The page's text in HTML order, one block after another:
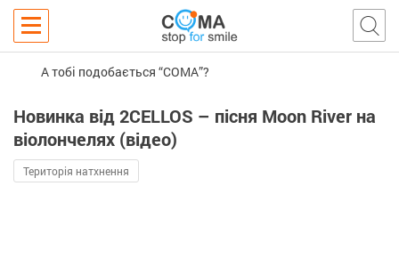
А тобі подобається “COMA”?
Новинка від 2CELLOS – пісня Moon River на
віолончелях (відео)
Територія натхнення